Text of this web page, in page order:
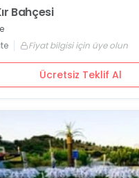
Bahçesi
Fiyat bilgisi için üye olun
Ücretsiz Teklif Al